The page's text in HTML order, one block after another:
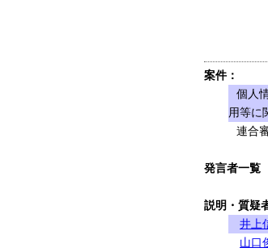
案件：
個人
用等に
連合
発言者一覧
説明・質疑
井上
山口